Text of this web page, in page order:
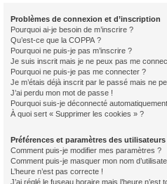
Problèmes de connexion et d’inscription
Pourquoi ai-je besoin de m’inscrire ?
Qu’est-ce que la COPPA ?
Pourquoi ne puis-je pas m’inscrire ?
Je suis inscrit mais je ne peux pas me
Pourquoi ne puis-je pas me connecter ?
Je m’étais déjà inscrit par le passé mais ne
J’ai perdu mon mot de passe !
Pourquoi suis-je déconnecté
À quoi sert « Supprimer les cookies » ?
Préférences et paramètres des utilisateurs
Comment puis-je modifier mes paramètres ?
Comment puis-je masquer mon nom
L’heure n’est pas correcte !
J’ai réglé le fuseau horaire mais l’heure n’est